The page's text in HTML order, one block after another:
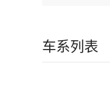
车系列表